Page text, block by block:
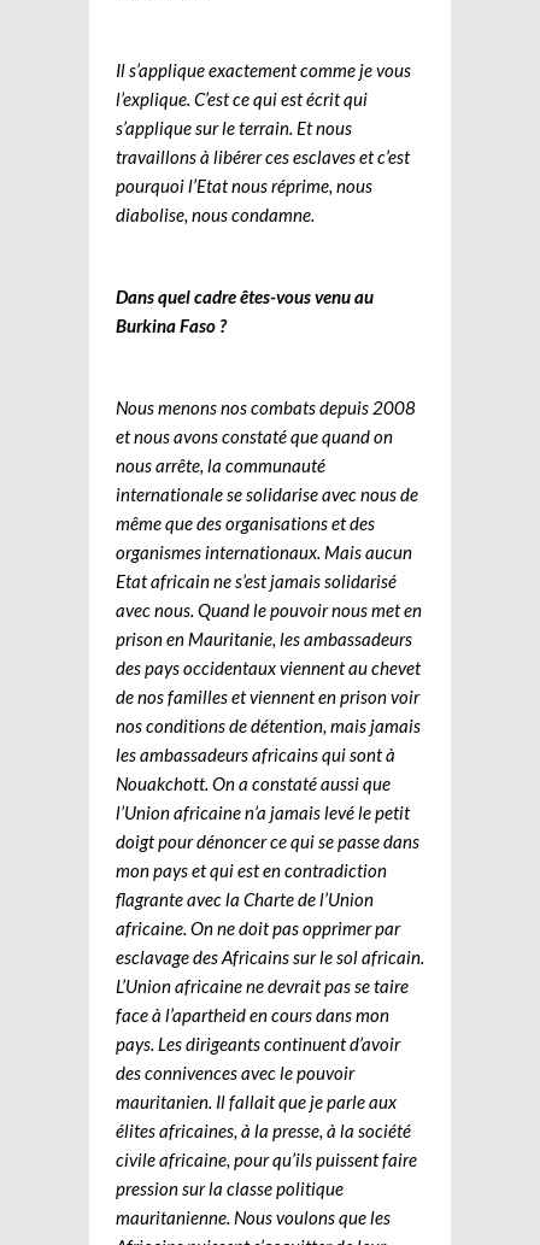
Il s’applique exactement comme je vous
l’explique. C’est ce qui est écrit qui
s’applique sur le terrain. Et nous
travaillons à libérer ces esclaves et c’est
pourquoi l’Etat nous réprime, nous
diabolise, nous condamne.
Dans quel cadre êtes-vous venu au
Burkina Faso ?
Nous menons nos combats depuis 2008
et nous avons constaté que quand on
nous arrête, la communauté
internationale se solidarise avec nous de
même que des organisations et des
organismes internationaux. Mais aucun
Etat africain ne s’est jamais solidarisé
avec nous. Quand le pouvoir nous met en
prison en Mauritanie, les ambassadeurs
des pays occidentaux viennent au chevet
de nos familles et viennent en prison voir
nos conditions de détention, mais jamais
les ambassadeurs africains qui sont à
Nouakchott. On a constaté aussi que
l’Union africaine n’a jamais levé le petit
doigt pour dénoncer ce qui se passe dans
mon pays et qui est en contradiction
flagrante avec la Charte de l’Union
africaine. On ne doit pas opprimer par
esclavage des Africains sur le sol africain.
L’Union africaine ne devrait pas se taire
face à l’apartheid en cours dans mon
pays. Les dirigeants continuent d’avoir
des connivences avec le pouvoir
mauritanien. Il fallait que je parle aux
élites africaines, à la presse, à la société
civile africaine, pour qu’ils puissent faire
pression sur la classe politique
mauritanienne. Nous voulons que les